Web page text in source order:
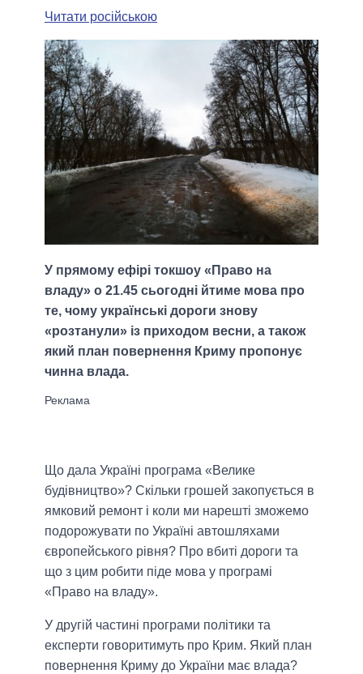
Читати російською
У прямому ефірі токшоу «Право на
владу» о 21.45 сьогодні йтиме мова про
те, чому українські дороги знову
«розтанули» із приходом весни, а також
який план повернення Криму пропонує
чинна влада.
Що дала Україні програма «Велике
будівництво»? Скільки грошей закопується в
ямковий ремонт і коли ми нарешті зможемо
подорожувати по Україні автошляхами
європейського рівня? Про вбиті дороги та
що з цим робити піде мова у програмі
«Право на владу».
У другій частині програми політики та
експерти говоритимуть про Крим. Який план
повернення Криму до України має влада?